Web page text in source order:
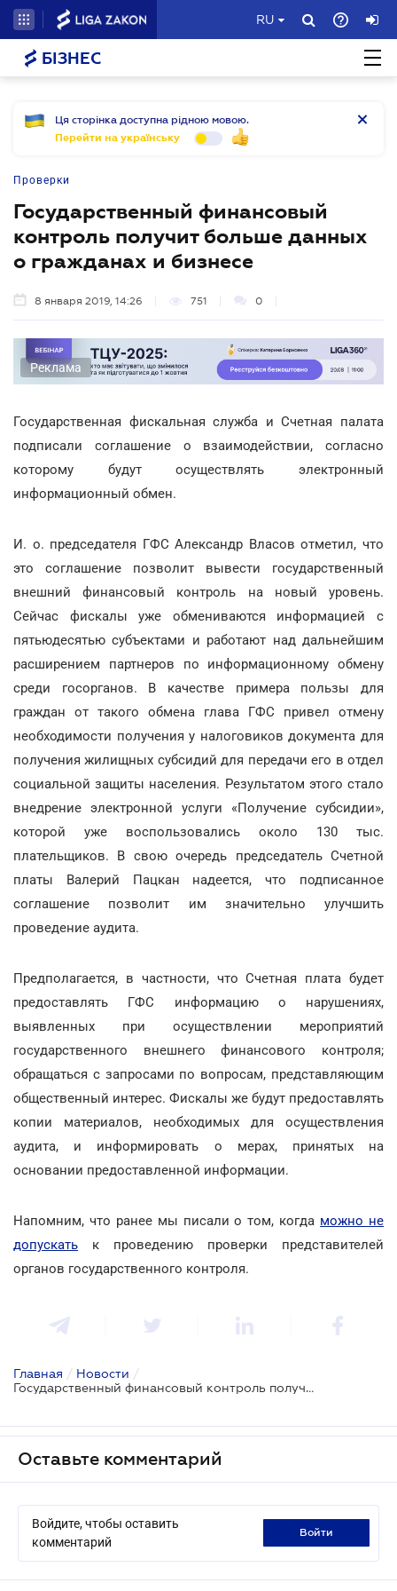
RU
БІЗНЕС
Ця сторінка доступна рідною мовою.
Перейти на українську
Проверки
Государственный финансовый
контроль получит больше данных
о гражданах и бизнесе
8 января 2019, 14:26 751 0
Реклама
Государственная фискальная служба и Счетная палата
подписали соглашение о взаимодействии, согласно
которому будут осуществлять электронный
информационный обмен.
И. о. председателя ГФС Александр Власов отметил, что
это соглашение позволит вывести государственный
внешний финансовый контроль на новый уровень.
Сейчас фискалы уже обмениваются информацией с
пятьюдесятью субъектами и работают над дальнейшим
расширением партнеров по информационному обмену
среди госорганов. В качестве примера пользы для
граждан от такого обмена глава ГФС привел отмену
необходимости получения у налоговиков документа для
получения жилищных субсидий для передачи его в отдел
социальной защиты населения. Результатом этого стало
внедрение электронной услуги «Получение субсидии»,
которой уже воспользовались около 130 тыс.
плательщиков. В свою очередь председатель Счетной
платы Валерий Пацкан надеется, что подписанное
соглашение позволит им значительно улучшить
проведение аудита.
Предполагается, в частности, что Счетная плата будет
предоставлять ГФС информацию о нарушениях,
выявленных при осуществлении мероприятий
государственного внешнего финансового контроля;
обращаться с запросами по вопросам, представляющим
общественный интерес. Фискалы же будут предоставлять
копии материалов, необходимых для осуществления
аудита, и информировать о мерах, принятых на
основании предоставленной информации.
Напомним, что ранее мы писали о том, когда можно не
допускать к проведению проверки представителей
органов государственного контроля.
Главная / Новости /
Государственный финансовый контроль получит больше данных о гражданах и бизнесе
Оставьте комментарий
Войдите, чтобы оставить
комментарий
войти